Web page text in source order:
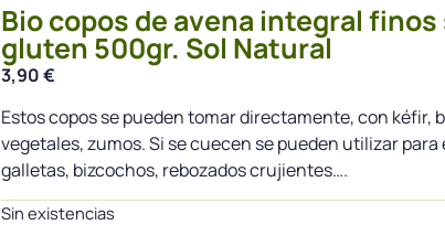
Bio copos de avena integral finos
gluten 500gr. Sol Natural
3,90€
Estos copos se pueden tomar directamente, con kéfir,
vegetales, zumos. Si se cuecen se pueden utilizar para
galletas, bizcochos, rebozados crujientes….
Sin existencias